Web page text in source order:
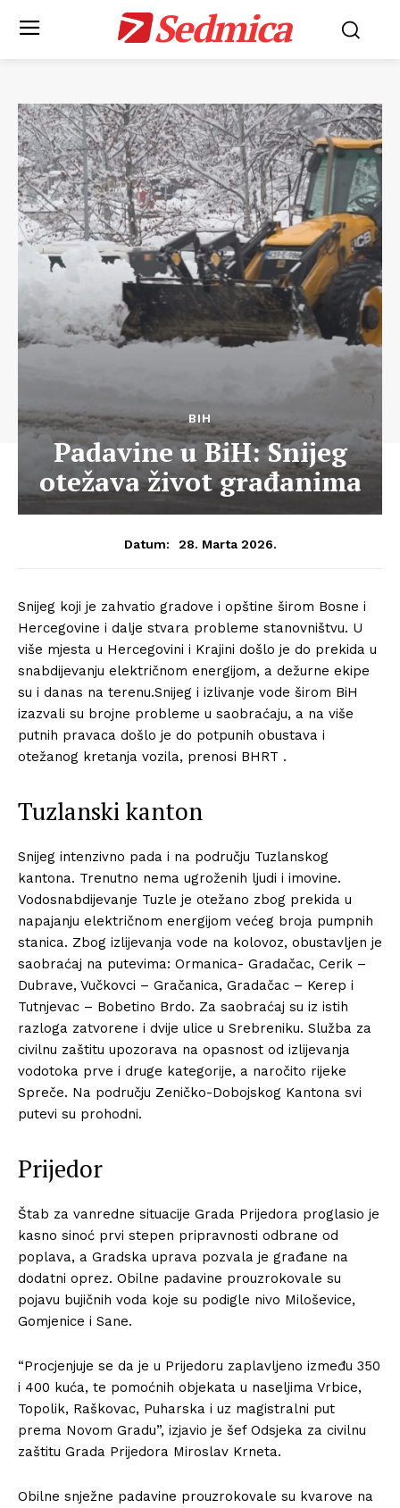
Sedmica
BIH
Padavine u BiH: Snijeg
otežava život građanima
Datum: 28. Marta 2026.
Snijeg koji je zahvatio gradove i opštine širom Bosne i
Hercegovine i dalje stvara probleme stanovništvu. U
više mjesta u Hercegovini i Krajini došlo je do prekida u
snabdijevanju električnom energijom, a dežurne ekipe
su i danas na terenu.Snijeg i izlivanje vode širom BiH
izazvali su brojne probleme u saobraćaju, a na više
putnih pravaca došlo je do potpunih obustava i
otežanog kretanja vozila, prenosi BHRT .
Tuzlanski kanton
Snijeg intenzivno pada i na području Tuzlanskog
kantona. Trenutno nema ugroženih ljudi i imovine.
Vodosnabdijevanje Tuzle je otežano zbog prekida u
napajanju električnom energijom većeg broja pumpnih
stanica. Zbog izlijevanja vode na kolovoz, obustavljen je
saobraćaj na putevima: Ormanica- Gradačac, Cerik –
Dubrave, Vučkovci – Gračanica, Gradačac – Kerep i
Tutnjevac – Bobetino Brdo. Za saobraćaj su iz istih
razloga zatvorene i dvije ulice u Srebreniku. Služba za
civilnu zaštitu upozorava na opasnost od izlijevanja
vodotoka prve i druge kategorije, a naročito rijeke
Spreče. Na području Zeničko-Dobojskog Kantona svi
putevi su prohodni.
Prijedor
Štab za vanredne situacije Grada Prijedora proglasio je
kasno sinoć prvi stepen pripravnosti odbrane od
poplava, a Gradska uprava pozvala je građane na
dodatni oprez. Obilne padavine prouzrokovale su
pojavu bujičnih voda koje su podigle nivo Miloševice,
Gomjenice i Sane.
“Procjenjuje se da je u Prijedoru zaplavljeno između 350
i 400 kuća, te pomoćnih objekata u naseljima Vrbice,
Topolik, Raškovac, Puharska i uz magistralni put
prema Novom Gradu”, izjavio je šef Odsjeka za civilnu
zaštitu Grada Prijedora Miroslav Krneta.
Obilne snježne padavine prouzrokovale su kvarove na